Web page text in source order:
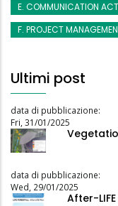
E. COMMUNICATION
F. PROJECT
Ultimi post
data di pubblicazione:
Fri, 31/01/2025
data di pubblicazione:
Wed, 29/01/2025
After-